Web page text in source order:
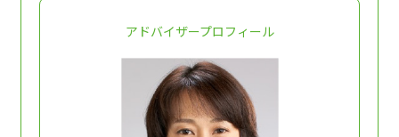
アドバイザープロフィール